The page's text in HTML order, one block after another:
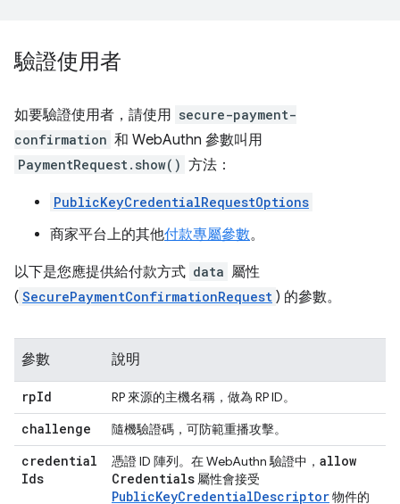
驗證使用者
如要驗證使用者，請使用 secure-payment-
confirmation 和 WebAuthn 參數叫用
PaymentRequest.show() 方法：
PublicKeyCredentialRequestOptions
商家平台上的其他付款專屬參數。
以下是您應提供給付款方式 data 屬性
( SecurePaymentConfirmationRequest ) 的參數。
參數 說明
rpId RP 來源的主機名稱，做為 RP ID。
challenge 隨機驗證碼，可防範重播攻擊。
credential
Ids
憑證 ID 陣列。在 WebAuthn 驗證中， allow
Credentials 屬性會接受
PublicKeyCredentialDescriptor物件的